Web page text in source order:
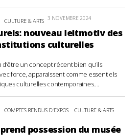
CULTURE & ARTS 3 NOVEMBRE 2024
nouveau leitmotiv des
culturelles
un concept récent bien qu’ils
force, apparaissent comme essentiels
culturelles contemporaines....
COMPTES RENDUS D'EXPOS CULTURE & ARTS
possession du musée